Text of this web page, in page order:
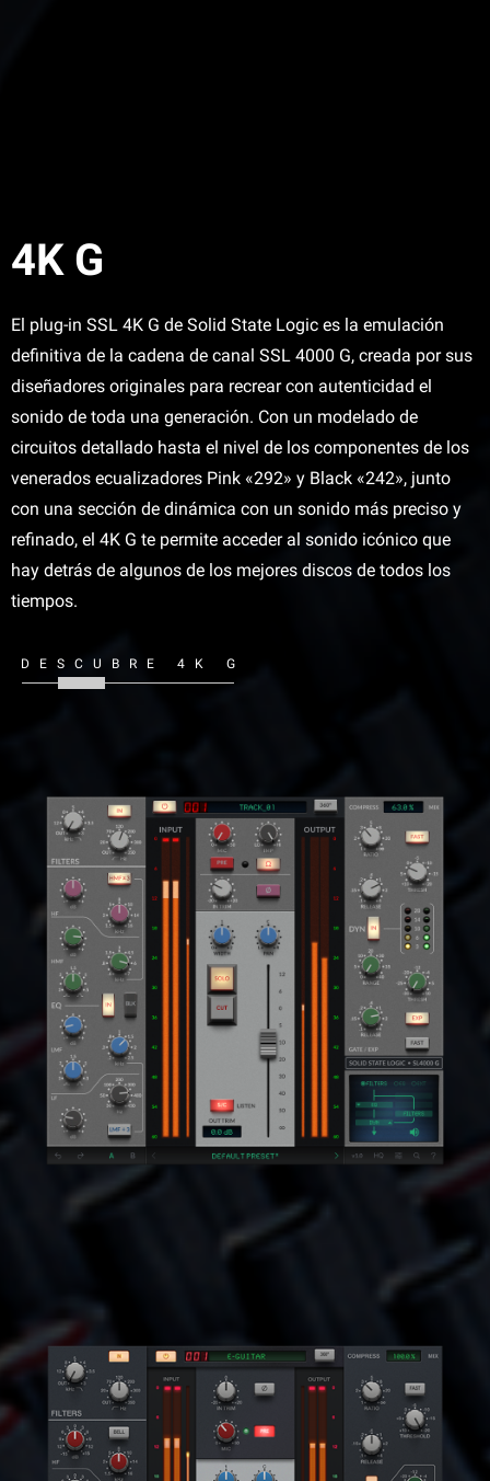
4K G
El plug-in SSL 4K G de Solid State Logic es la emulación
definitiva de la cadena de canal SSL 4000 G, creada por sus
diseñadores originales para recrear con autenticidad el
sonido de toda una generación. Con un modelado de
circuitos detallado hasta el nivel de los componentes de los
venerados ecualizadores Pink «292» y Black «242», junto
con una sección de dinámica con un sonido más preciso y
refinado, el 4K G te permite acceder al sonido icónico que
hay detrás de algunos de los mejores discos de todos los
tiempos.
DESCUBRE 4K G